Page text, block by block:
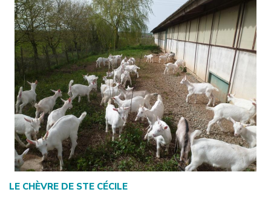
LE CHÈVRE DE STE CÉCILE